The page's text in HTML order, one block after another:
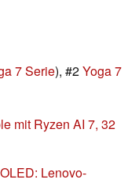
7 Serie), #2Yoga 7
mit Ryzen AI 7, 32
Lenovo-